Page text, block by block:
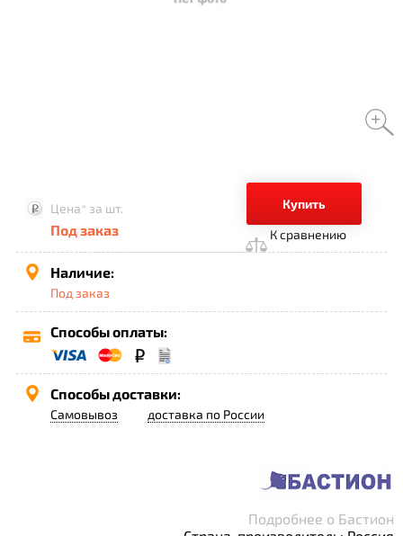
Купить
Цена* за шт.
Под заказ К сравнению
Наличие:
Под заказ
Способы оплаты:
Способы доставки:
Самовывоз доставка по России
Подробнее о Бастион